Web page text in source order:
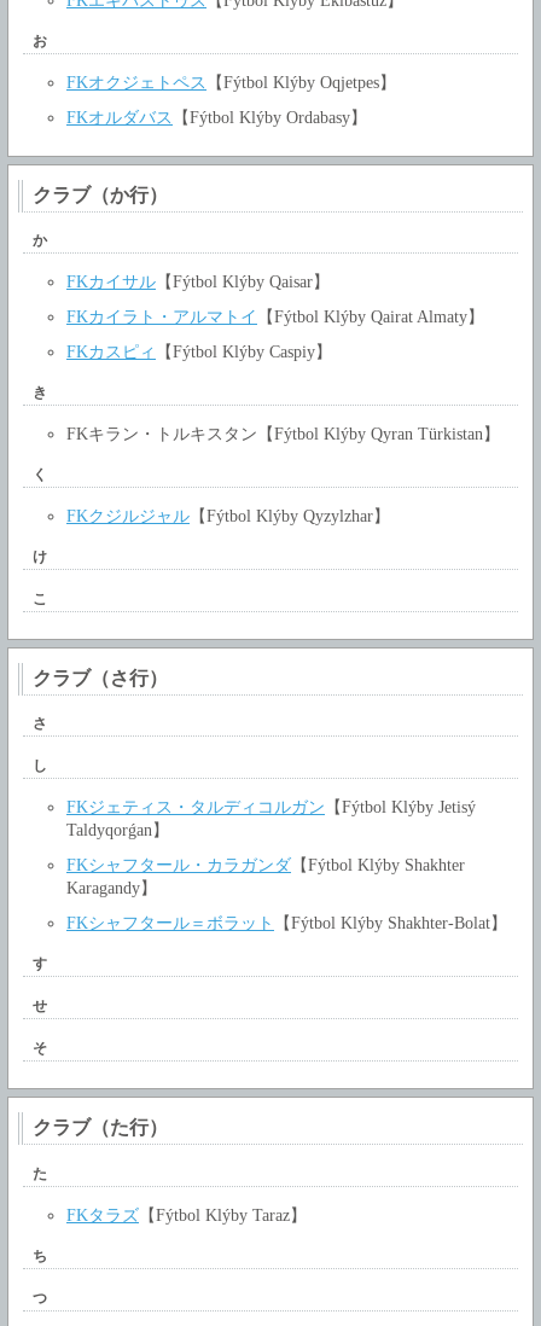
お
FKオクジェトペス
【Fýtbol Klýby Oqjetpes】
FKオルダバス
【Fýtbol Klýby Ordabasy】
クラブ（か行）
か
FKカイサル 【Fýtbol Klýby Qaisar】
FKカイラト・アルマトイ
【Fýtbol Klýby Qairat Almaty】
FKカスピィ
【Fýtbol Klýby Caspiy】
き
FKキラン・トルキスタン【Fýtbol Klýby Qyran Türkistan】
く
FKクジルジャル 【Fýtbol Klýby Qyzylzhar】
け
こ
クラブ（さ行）
さ
し
FKジェティス・タルディコルガン 【Fýtbol Klýby Jetisý
Taldyqorǵan】
FKシャフタール・カラガンダ 【Fýtbol Klýby Shakhter
Karagandy】
FKシャフタール＝ボラット
【Fýtbol Klýby Shakhter-Bolat】
す
せ
そ
クラブ（た行）
た
FKタラズ 【Fýtbol Klýby Taraz】
ち
つ